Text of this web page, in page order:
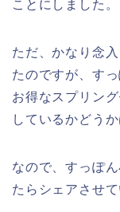
ことにしました。
ただ、かなり念
たのですが、す
お得なスプリン
しているかどう
なので、すっぽ
たらシェアさせ